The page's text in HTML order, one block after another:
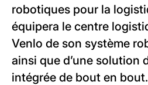
robotiques pour la
équipera le centre
Venlo de son système
ainsi que d’une solution
intégrée de bout en bout.